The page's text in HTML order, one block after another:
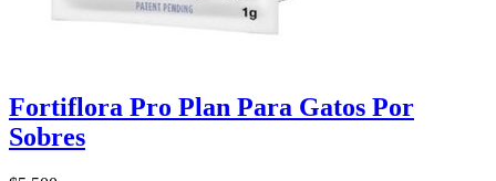
Fortiflora Pro Plan Para Gatos Por
Sobres